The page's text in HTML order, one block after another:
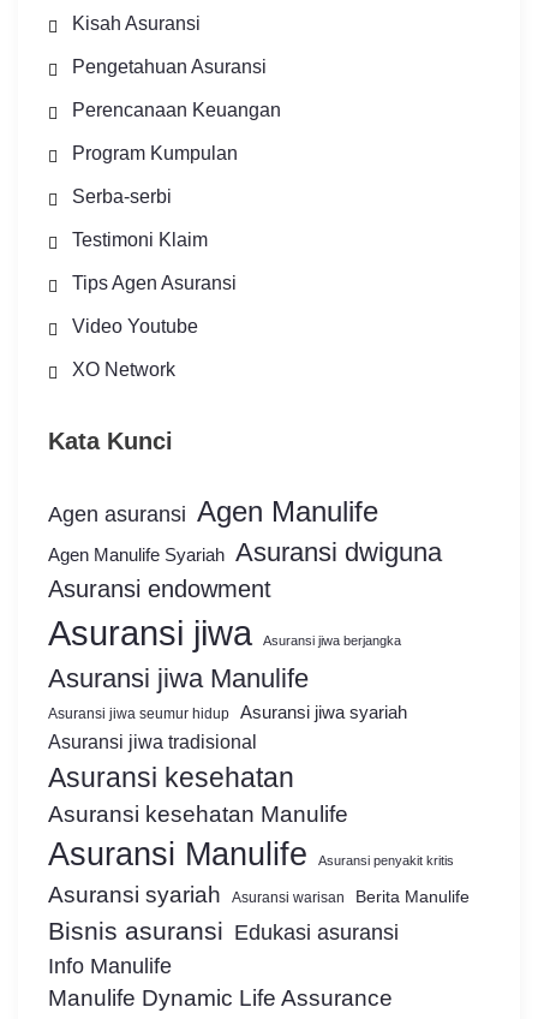
Kisah Asuransi
Pengetahuan Asuransi
Perencanaan Keuangan
Program Kumpulan
Serba-serbi
Testimoni Klaim
Tips Agen Asuransi
Video Youtube
XO Network
Kata Kunci
Agen asuransi Agen Manulife
Agen Manulife Syariah Asuransi dwiguna
Asuransi endowment
Asuransi jiwa Asuransi jiwa berjangka
Asuransi jiwa Manulife
Asuransi jiwa seumur hidup Asuransi jiwa syariah
Asuransi jiwa tradisional
Asuransi kesehatan
Asuransi kesehatan Manulife
Asuransi Manulife Asuransi penyakit kritis
Asuransi syariah Asuransi warisan Berita Manulife
Bisnis asuransi Edukasi asuransi
Info Manulife
Manulife Dynamic Life Assurance